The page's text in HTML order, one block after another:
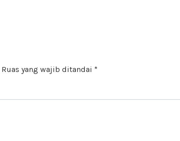
Ruas yang wajib ditandai *